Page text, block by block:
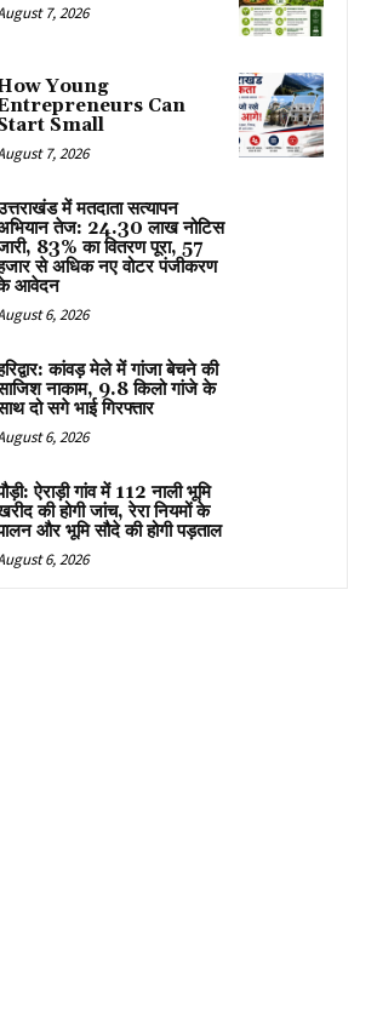
7, 2026
Young
Can
Small
7, 2026
में मतदाता सत्यापन
तेज: 24.30 लाख नोटिस
83% का वितरण पूरा, 57
से अधिक नए वोटर पंजीकरण
आवेदन
6, 2026
कांवड़ मेले में गांजा बेचने की
नाकाम, 9.8 किलो गांजे के
दो सगे भाई गिरफ्तार
6, 2026
ऐराड़ी गांव में 112 नाली भूमि
की होगी जांच, रेरा नियमों के
और भूमि सौदे की होगी पड़ताल
6, 2026